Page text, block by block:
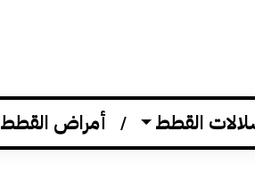
القطط أمراض القطط